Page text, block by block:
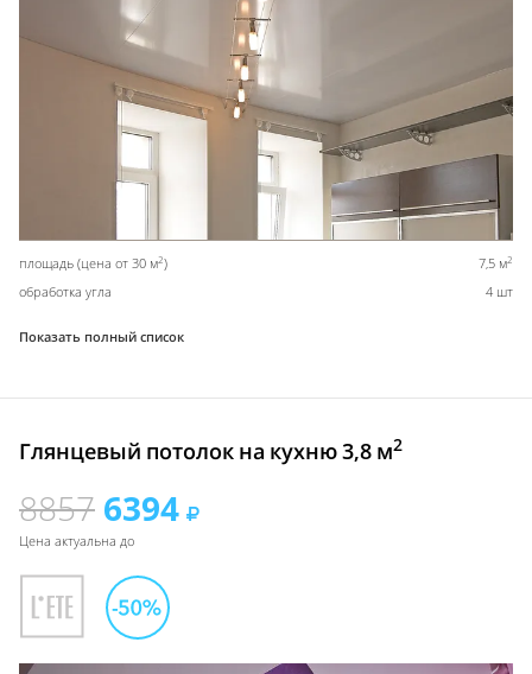
площадь (цена от 30 м2) 7,5 м2
обработка угла 4 шт
Показать полный список
Глянцевый потолок на кухню 3,8 м2
8857 6394
Цена актуальна до